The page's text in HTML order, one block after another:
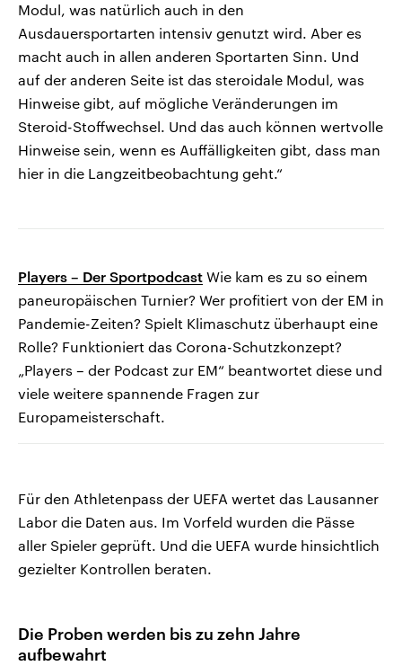
Modul, was natürlich auch in den
Ausdauersportarten intensiv genutzt wird. Aber es
macht auch in allen anderen Sportarten Sinn. Und
auf der anderen Seite ist das steroidale Modul, was
Hinweise gibt, auf mögliche Veränderungen im
Steroid-Stoffwechsel. Und das auch können wertvolle
Hinweise sein, wenn es Auffälligkeiten gibt, dass man
hier in die Langzeitbeobachtung geht.“
Players – Der Sportpodcast Wie kam es zu so einem
paneuropäischen Turnier? Wer profitiert von der EM in
Pandemie-Zeiten? Spielt Klimaschutz überhaupt eine
Rolle? Funktioniert das Corona-Schutzkonzept?
„Players – der Podcast zur EM“ beantwortet diese und
viele weitere spannende Fragen zur
Europameisterschaft.
Für den Athletenpass der UEFA wertet das Lausanner
Labor die Daten aus. Im Vorfeld wurden die Pässe
aller Spieler geprüft. Und die UEFA wurde hinsichtlich
gezielter Kontrollen beraten.
Die Proben werden bis zu zehn Jahre
aufbewahrt